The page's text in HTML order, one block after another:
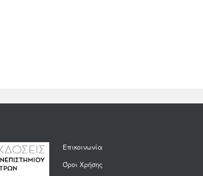
Επικοινωνία
Όροι Χρήσης